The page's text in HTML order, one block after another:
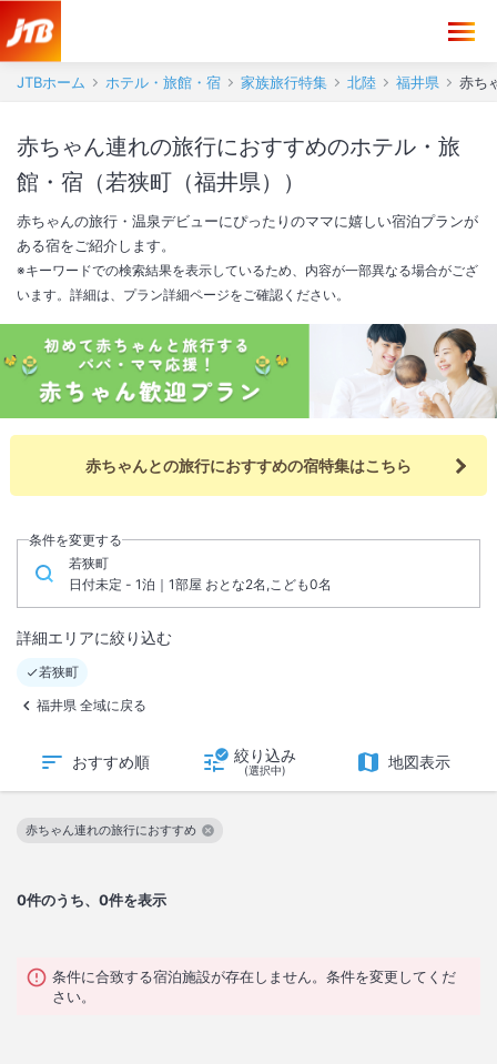
JTBホーム ホテル・旅館・宿 家族旅行特集 北陸 福井県 赤ち
赤ちゃん連れの旅行におすすめのホテル・旅
館・宿（若狭町（福井県））
赤ちゃんの旅行・温泉デビューにぴったりのママに嬉しい宿泊プランが
ある宿をご紹介します。
※キーワードでの検索結果を表示しているため、内容が一部異なる場合がござ
います。詳細は、プラン詳細ページをご確認ください。
赤ちゃんとの旅行におすすめの宿特集はこちら
条件を変更する
若狭町
日付未定 - 1泊｜1部屋 おとな2名,こども0名
詳細エリアに絞り込む
若狭町
福井県 全域に戻る
おすすめ順 絞り込み
(選択中) 地図表示
0件のうち、0件を表示
赤ちゃん連れの旅行におすすめ
この絞り込み条件を解除
条件に合致する宿泊施設が存在しません。条件を変更してくだ
さい。